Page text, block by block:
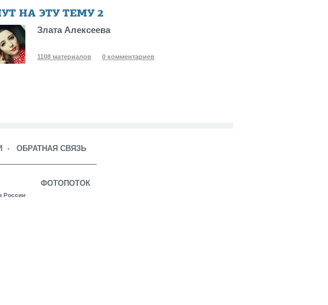
НА ЭТУ ТЕМУ2
Злата Алексеева
1108 материалов 0 комментариев
ОБРАТНАЯ СВЯЗЬ
России
ФОТОПОТОК